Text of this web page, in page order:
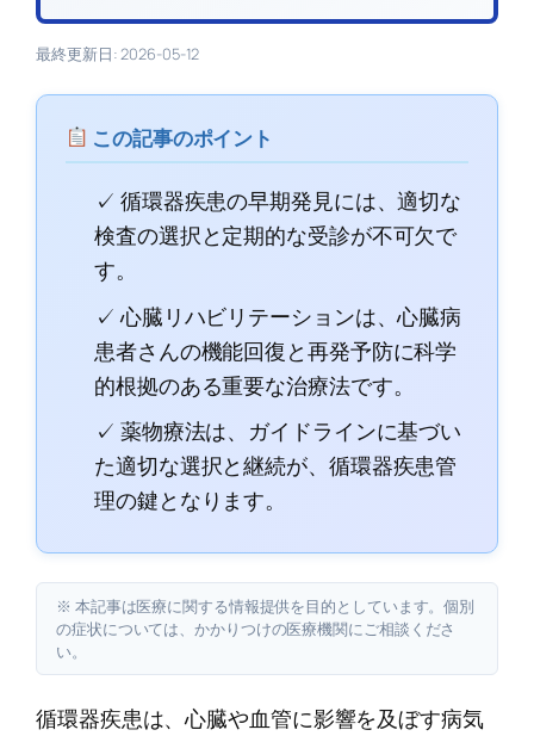
最終更新日: 2026-05-12
この記事のポイント
✓ 循環器疾患の早期発見には、適切な
検査の選択と定期的な受診が不可欠で
す。
✓ 心臓リハビリテーションは、心臓病
患者さんの機能回復と再発予防に科学
的根拠のある重要な治療法です。
✓ 薬物療法は、ガイドラインに基づい
た適切な選択と継続が、循環器疾患管
理の鍵となります。
※ 本記事は医療に関する情報提供を目的としています。個別
の症状については、かかりつけの医療機関にご相談くださ
い。
循環器疾患は、心臓や血管に影響を及ぼす病気